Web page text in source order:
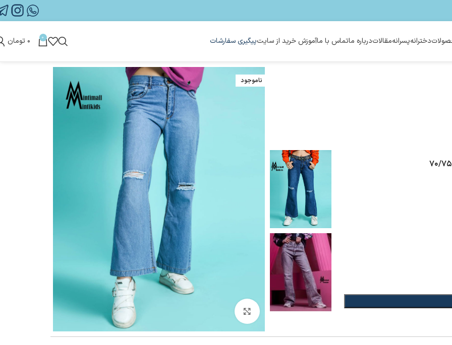
دخترانهپسرانهمقالاتدرباره ماتماس با ماآموزش خرید از سایتپیگیری سفارشات 0 ۰ تومان
ناموجود